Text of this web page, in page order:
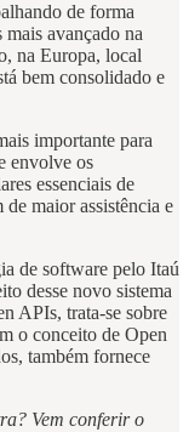
de forma
avançado na
na Europa, local
bem consolidado e
importante para
envolve os
essenciais de
maior assistência e
de software pelo Itaú
desse novo sistema
APIs, trata-se sobre
o conceito de Open
também fornece
Vem conferir o